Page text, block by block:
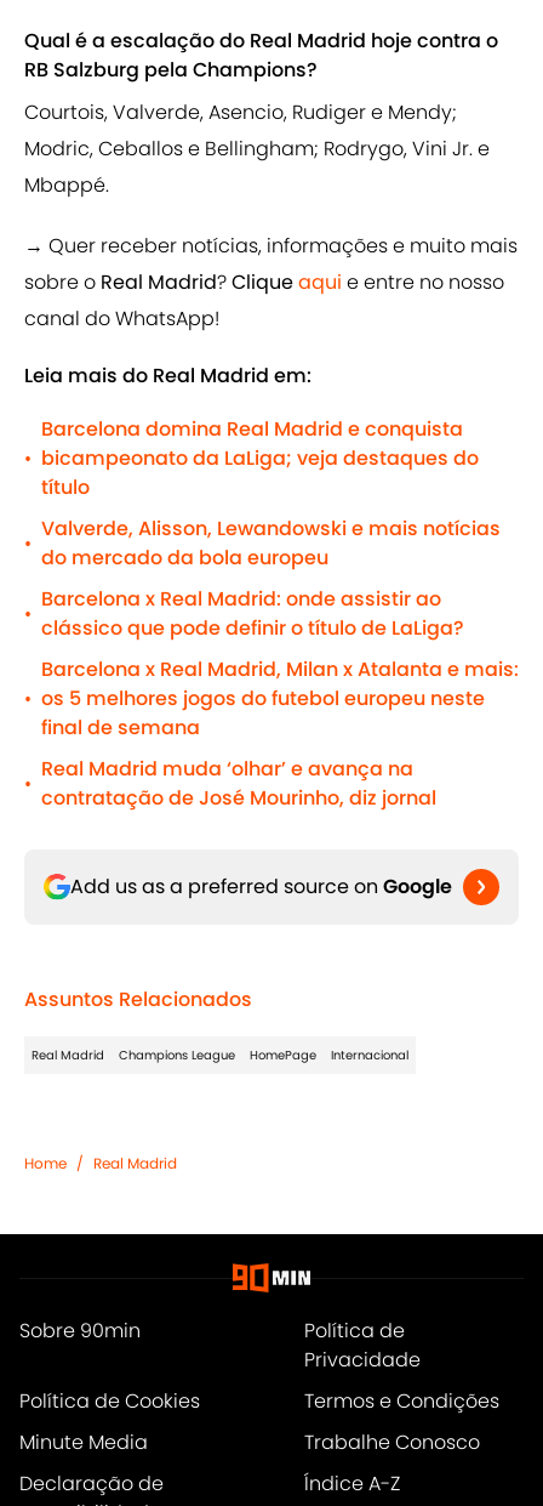
Qual é a escalação do Real Madrid hoje contra o
RB Salzburg pela Champions?
Courtois, Valverde, Asencio, Rudiger e Mendy;
Modric, Ceballos e Bellingham; Rodrygo, Vini Jr. e
Mbappé.
→ Quer receber notícias, informações e muito mais
sobre o Real Madrid?Cliqueaqui e entre no nosso
canal do WhatsApp!
Leia mais do Real Madrid em:
•
Barcelona domina Real Madrid e conquista
bicampeonato da LaLiga; veja destaques do
título
•
Valverde, Alisson, Lewandowski e mais notícias
do mercado da bola europeu
•
Barcelona x Real Madrid: onde assistir ao
clássico que pode definir o título de LaLiga?
•
Barcelona x Real Madrid, Milan x Atalanta e mais:
os 5 melhores jogos do futebol europeu neste
final de semana
•
Real Madrid muda ‘olhar’ e avança na
contratação de José Mourinho, diz jornal
Add us as a preferred source on Google
Assuntos Relacionados
Real Madrid Champions League HomePage Internacional
Home / Real Madrid
Sobre 90min
Política de
Privacidade
Política de Cookies
Termos e Condições
Minute Media
Trabalhe Conosco
Declaração de
Índice A-Z